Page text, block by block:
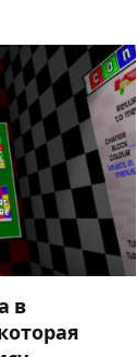
в